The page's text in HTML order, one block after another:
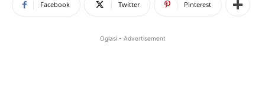
Facebook Twitter Pinterest
Oglasi - Advertisement